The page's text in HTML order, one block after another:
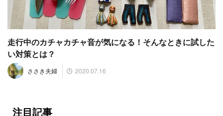
走行中のカチャカチャ音が気になる！そんなときに試した
い対策とは？
ささき夫婦 2020.07.16
注目記事